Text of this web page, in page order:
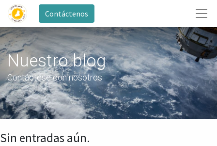
Contáctenos
Nuestro blog
Contáctese con nosotros
Sin entradas aún.